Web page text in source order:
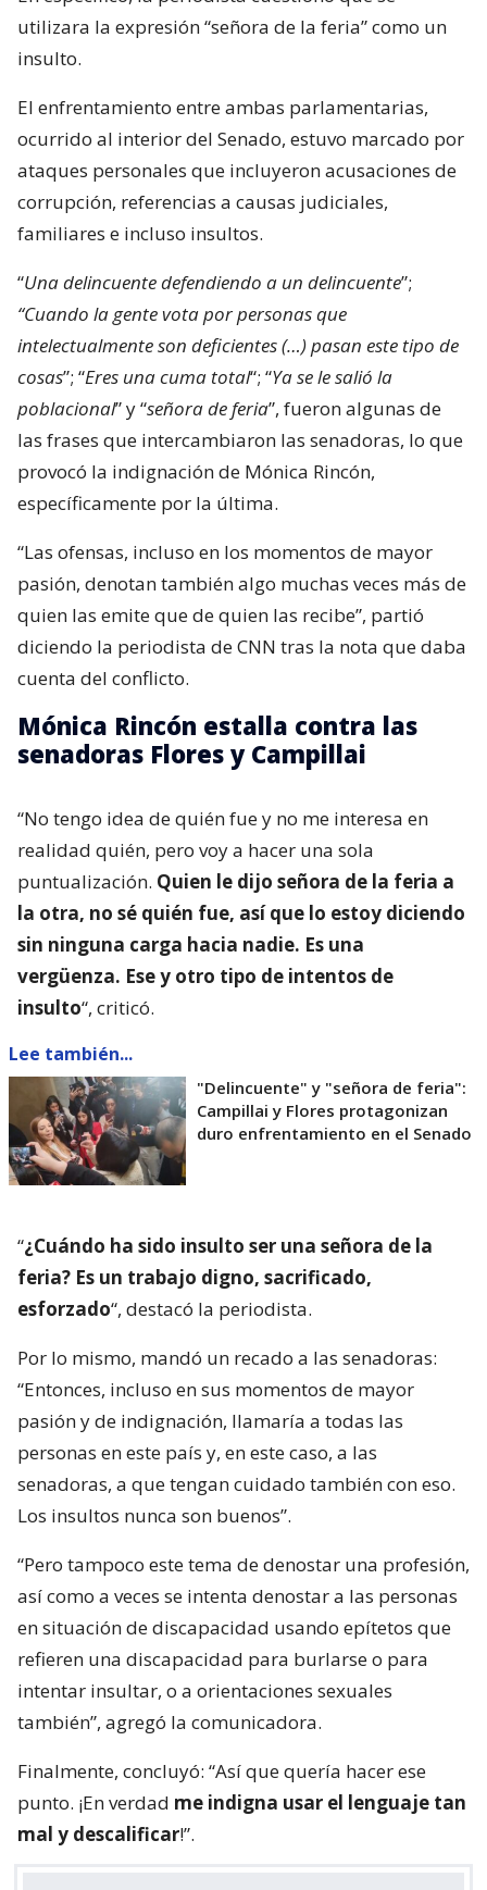
utilizara la expresión “señora de la feria” como un
insulto.
El enfrentamiento entre ambas parlamentarias,
ocurrido al interior del Senado, estuvo marcado por
ataques personales que incluyeron acusaciones de
corrupción, referencias a causas judiciales,
familiares e incluso insultos.
“Una delincuente defendiendo a un delincuente”;
“Cuando la gente vota por personas que
intelectualmente son deficientes (…) pasan este tipo de
cosas”; “Eres una cuma total“; “Ya se le salió la
poblacional” y “señora de feria”, fueron algunas de
las frases que intercambiaron las senadoras, lo que
provocó la indignación de Mónica Rincón,
específicamente por la última.
“Las ofensas, incluso en los momentos de mayor
pasión, denotan también algo muchas veces más de
quien las emite que de quien las recibe”, partió
diciendo la periodista de CNN tras la nota que daba
cuenta del conflicto.
Mónica Rincón estalla contra las
senadoras Flores y Campillai
“No tengo idea de quién fue y no me interesa en
realidad quién, pero voy a hacer una sola
puntualización. Quien le dijo señora de la feria a
la otra, no sé quién fue, así que lo estoy diciendo
sin ninguna carga hacia nadie. Es una
vergüenza. Ese y otro tipo de intentos de
insulto“, criticó.
Lee también...
"Delincuente" y "señora de feria":
Campillai y Flores protagonizan
duro enfrentamiento en el Senado
“¿Cuándo ha sido insulto ser una señora de la
feria? Es un trabajo digno, sacrificado,
esforzado“, destacó la periodista.
Por lo mismo, mandó un recado a las senadoras:
“Entonces, incluso en sus momentos de mayor
pasión y de indignación, llamaría a todas las
personas en este país y, en este caso, a las
senadoras, a que tengan cuidado también con eso.
Los insultos nunca son buenos”.
“Pero tampoco este tema de denostar una profesión,
así como a veces se intenta denostar a las personas
en situación de discapacidad usando epítetos que
refieren una discapacidad para burlarse o para
intentar insultar, o a orientaciones sexuales
también”, agregó la comunicadora.
Finalmente, concluyó: “Así que quería hacer ese
punto. ¡En verdad me indigna usar el lenguaje tan
mal y descalificar!”.